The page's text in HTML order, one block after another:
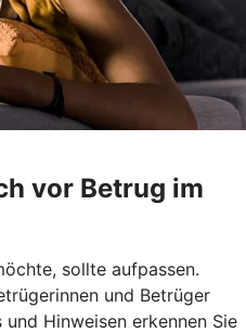
vor Betrug im
sollte aufpassen.
und Betrüger
Hinweisen erkennen Sie